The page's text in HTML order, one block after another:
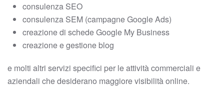
consulenza SEO
consulenza SEM (campagne Google Ads)
creazione di schede Google My Business
creazione e gestione blog
e molti altri servizi specifici per le attività commerciali e
aziendali che desiderano maggiore visibilità online.